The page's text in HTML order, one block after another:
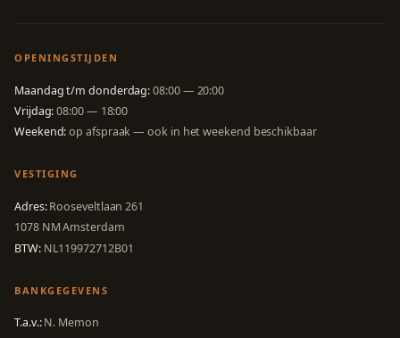
OPENINGSTIJDEN
Maandag t/m donderdag:08:00 — 20:00
Vrijdag:08:00 — 18:00
Weekend:op afspraak — ook in het weekend beschikbaar
VESTIGING
Adres:Rooseveltlaan 261
1078 NM Amsterdam
BTW:NL119972712B01
BANKGEGEVENS
T.a.v.:N. Memon